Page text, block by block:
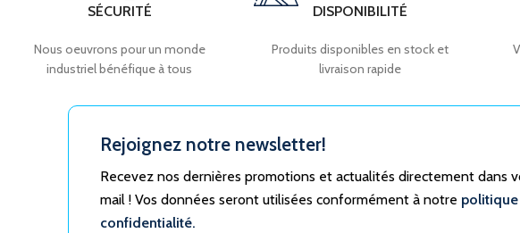
SÉCURITÉ
Nous oeuvrons pour un monde
industriel bénéfique à tous
DISPONIBILITÉ
Produits disponibles en stock et
livraison rapide
Rejoignez notre newsletter!
Recevez nos dernières promotions et actualités directement dans
mail ! Vos données seront utilisées conformément à notre
confidentialité.